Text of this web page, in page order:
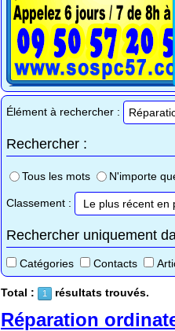
Élément à rechercher :
Rechercher :
Tous les mots N'importe
Classement :
Rechercher uniquement
Catégories Contacts
Total : 1 résultats trouvés.
Réparation